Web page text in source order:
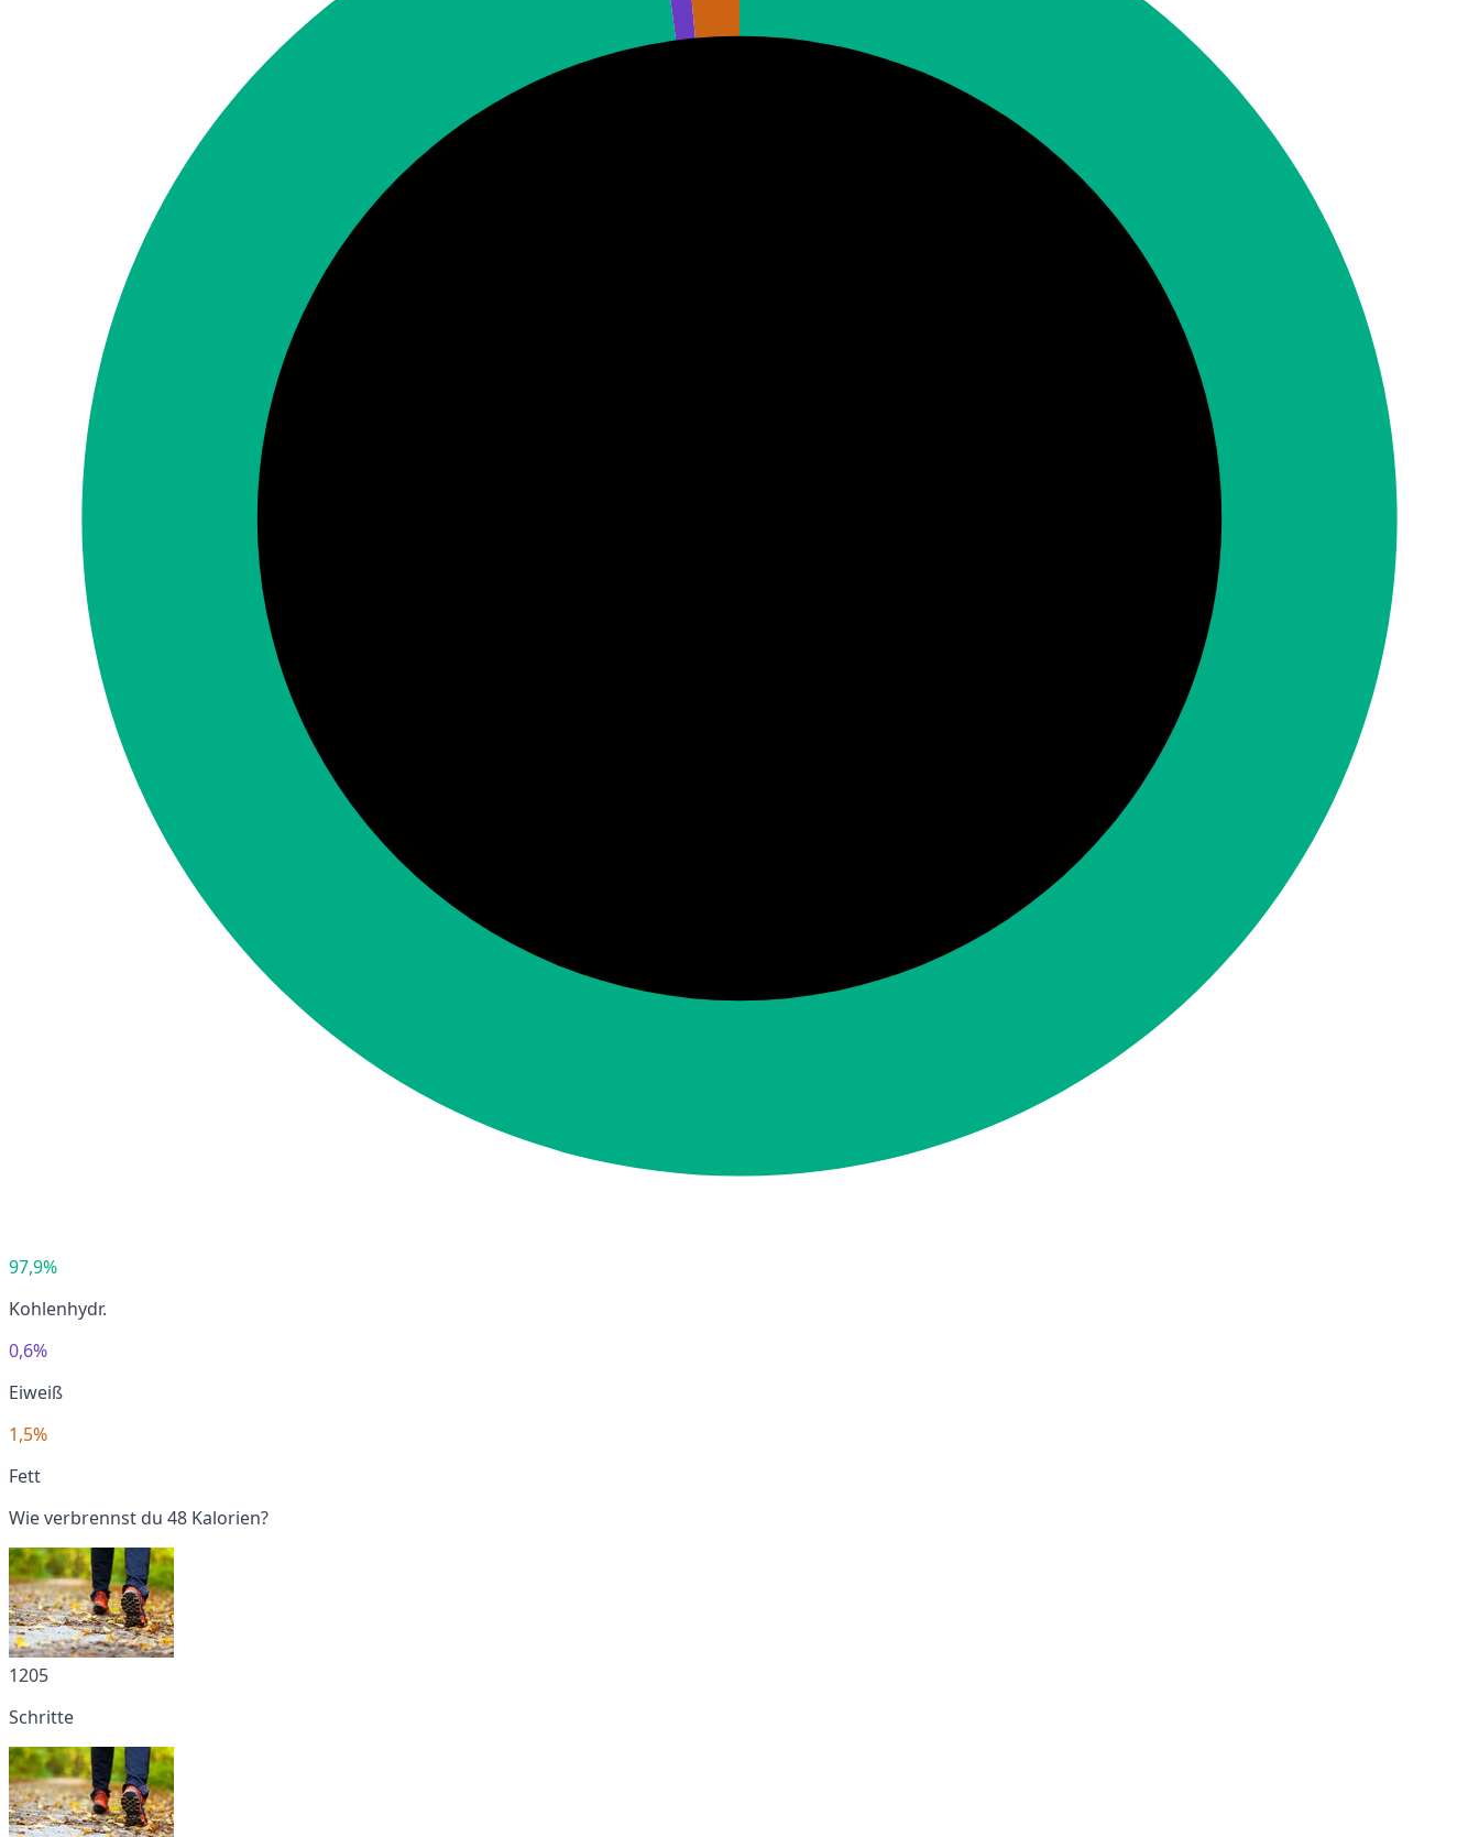
97,9%
Kohlenhydr.
0,6%
Eiweiß
1,5%
Fett
Wie verbrennst du 48 Kalorien?
1205
Schritte